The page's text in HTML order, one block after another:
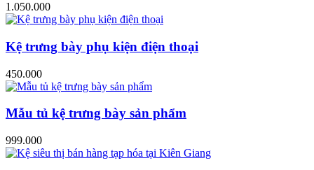
1.050.000
Kệ trưng bày phụ kiện điện thoại
450.000
Mẫu tủ kệ trưng bày sản phẩm
999.000